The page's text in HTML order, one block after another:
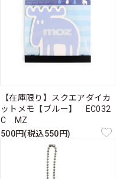
【在庫限り】スクエアダイカ
ットメモ【ブルー】 EC032
C MZ
500円(税込550円)